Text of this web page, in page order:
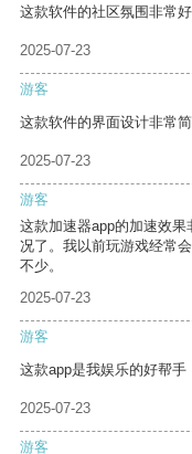
这款软件的社区氛围非常
2025-07-23
游客
这款软件的界面设计非常简
2025-07-23
游客
这款加速器app的加速效
况了。我以前玩游戏经常
不少。
2025-07-23
游客
这款app是我娱乐的好帮手
2025-07-23
游客